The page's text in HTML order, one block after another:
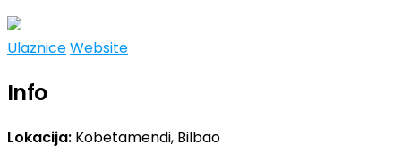
UlazniceWebsite
Info
Lokacija: Kobetamendi, Bilbao